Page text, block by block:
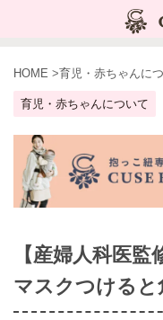
HOME >育児・赤ちゃんに
育児・赤ちゃんについて
【産婦人科医
マスクつけると